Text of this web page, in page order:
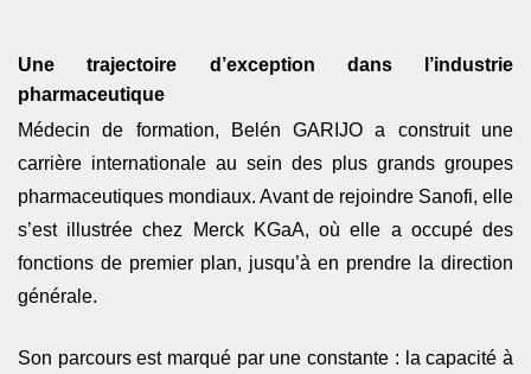
Une trajectoire d’exception dans l’industrie
pharmaceutique
Médecin de formation, BelénGARIJO a construit une
carrière internationale au sein des plus grands groupes
pharmaceutiques mondiaux. Avant de rejoindre Sanofi, elle
s’est illustrée chez Merck KGaA, où elle a occupé des
fonctions de premier plan, jusqu’à en prendre la direction
générale.
Son parcours est marqué par une constante : la capacité à